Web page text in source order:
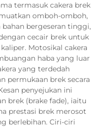
termasuk cakera brek
omboh-omboh,
bergeseran tinggi,
cecair brek untuk
Motosikal cakera
haba yang luar
yang terdedah
permukaan brek secara
penyejukan ini
brek (brake fade), iaitu
prestasi brek merosot
berlebihan. Ciri-ciri